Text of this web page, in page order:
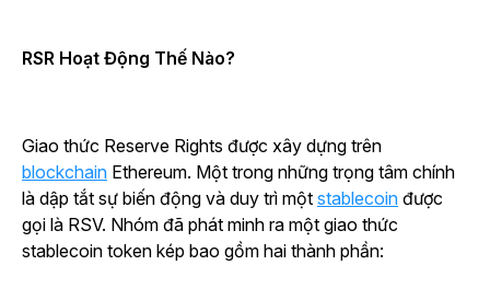
RSR Hoạt Động Thế Nào?
Giao thức Reserve Rights được xây dựng trên
blockchain Ethereum. Một trong những trọng tâm chính
là dập tắt sự biến động và duy trì một stablecoin được
gọi là RSV. Nhóm đã phát minh ra một giao thức
stablecoin token kép bao gồm hai thành phần: